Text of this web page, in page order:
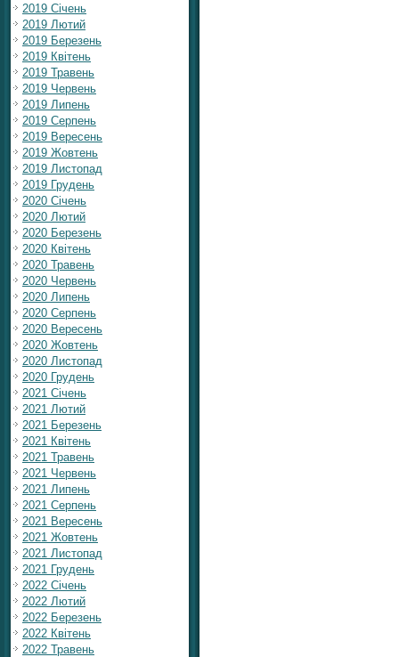
2019 Січень
2019 Лютий
2019 Березень
2019 Квітень
2019 Травень
2019 Червень
2019 Липень
2019 Серпень
2019 Вересень
2019 Жовтень
2019 Листопад
2019 Грудень
2020 Січень
2020 Лютий
2020 Березень
2020 Квітень
2020 Травень
2020 Червень
2020 Липень
2020 Серпень
2020 Вересень
2020 Жовтень
2020 Листопад
2020 Грудень
2021 Січень
2021 Лютий
2021 Березень
2021 Квітень
2021 Травень
2021 Червень
2021 Липень
2021 Серпень
2021 Вересень
2021 Жовтень
2021 Листопад
2021 Грудень
2022 Січень
2022 Лютий
2022 Березень
2022 Квітень
2022 Травень